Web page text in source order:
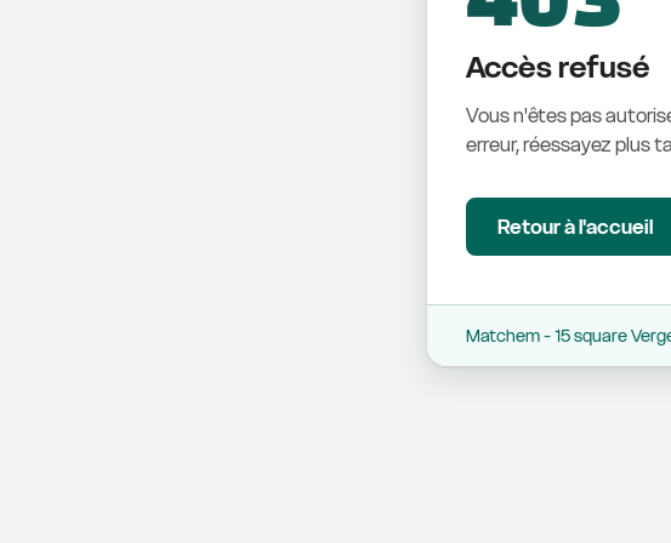
Accès refusé
Vous n'êtes pas
erreur, réessayez plus
Retour à l'accueil
Matchem - 15 square